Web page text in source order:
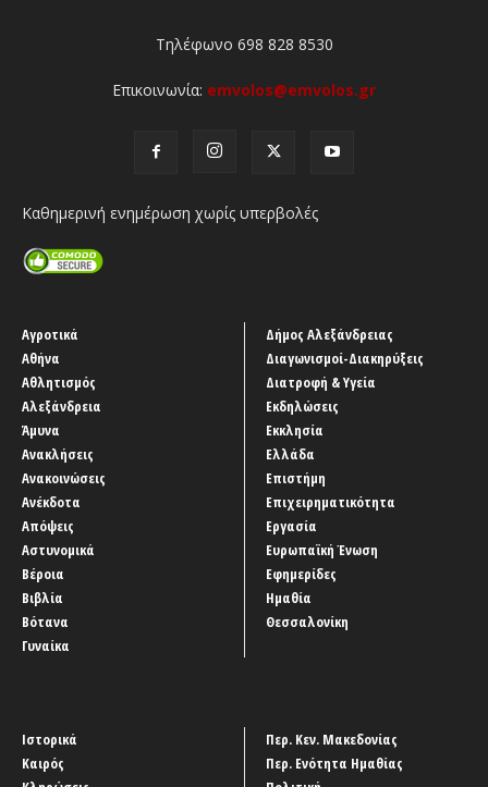
Τηλέφωνο 698 828 8530
Επικοινωνία: emvolos@emvolos.gr
Καθημερινή ενημέρωση χωρίς υπερβολές
Αγροτικά
Αθήνα
Αθλητισμός
Αλεξάνδρεια
Άμυνα
Ανακλήσεις
Ανακοινώσεις
Ανέκδοτα
Απόψεις
Αστυνομικά
Βέροια
Βιβλία
Βότανα
Γυναίκα
Δήμος Αλεξάνδρειας
Διαγωνισμοί-Διακηρύξεις
Διατροφή & Υγεία
Εκδηλώσεις
Εκκλησία
Ελλάδα
Επιστήμη
Επιχειρηματικότητα
Εργασία
Ευρωπαϊκή Ένωση
Εφημερίδες
Ημαθία
Θεσσαλονίκη
Ιστορικά
Καιρός
Περ. Κεν. Μακεδονίας
Περ. Ενότητα Ημαθίας